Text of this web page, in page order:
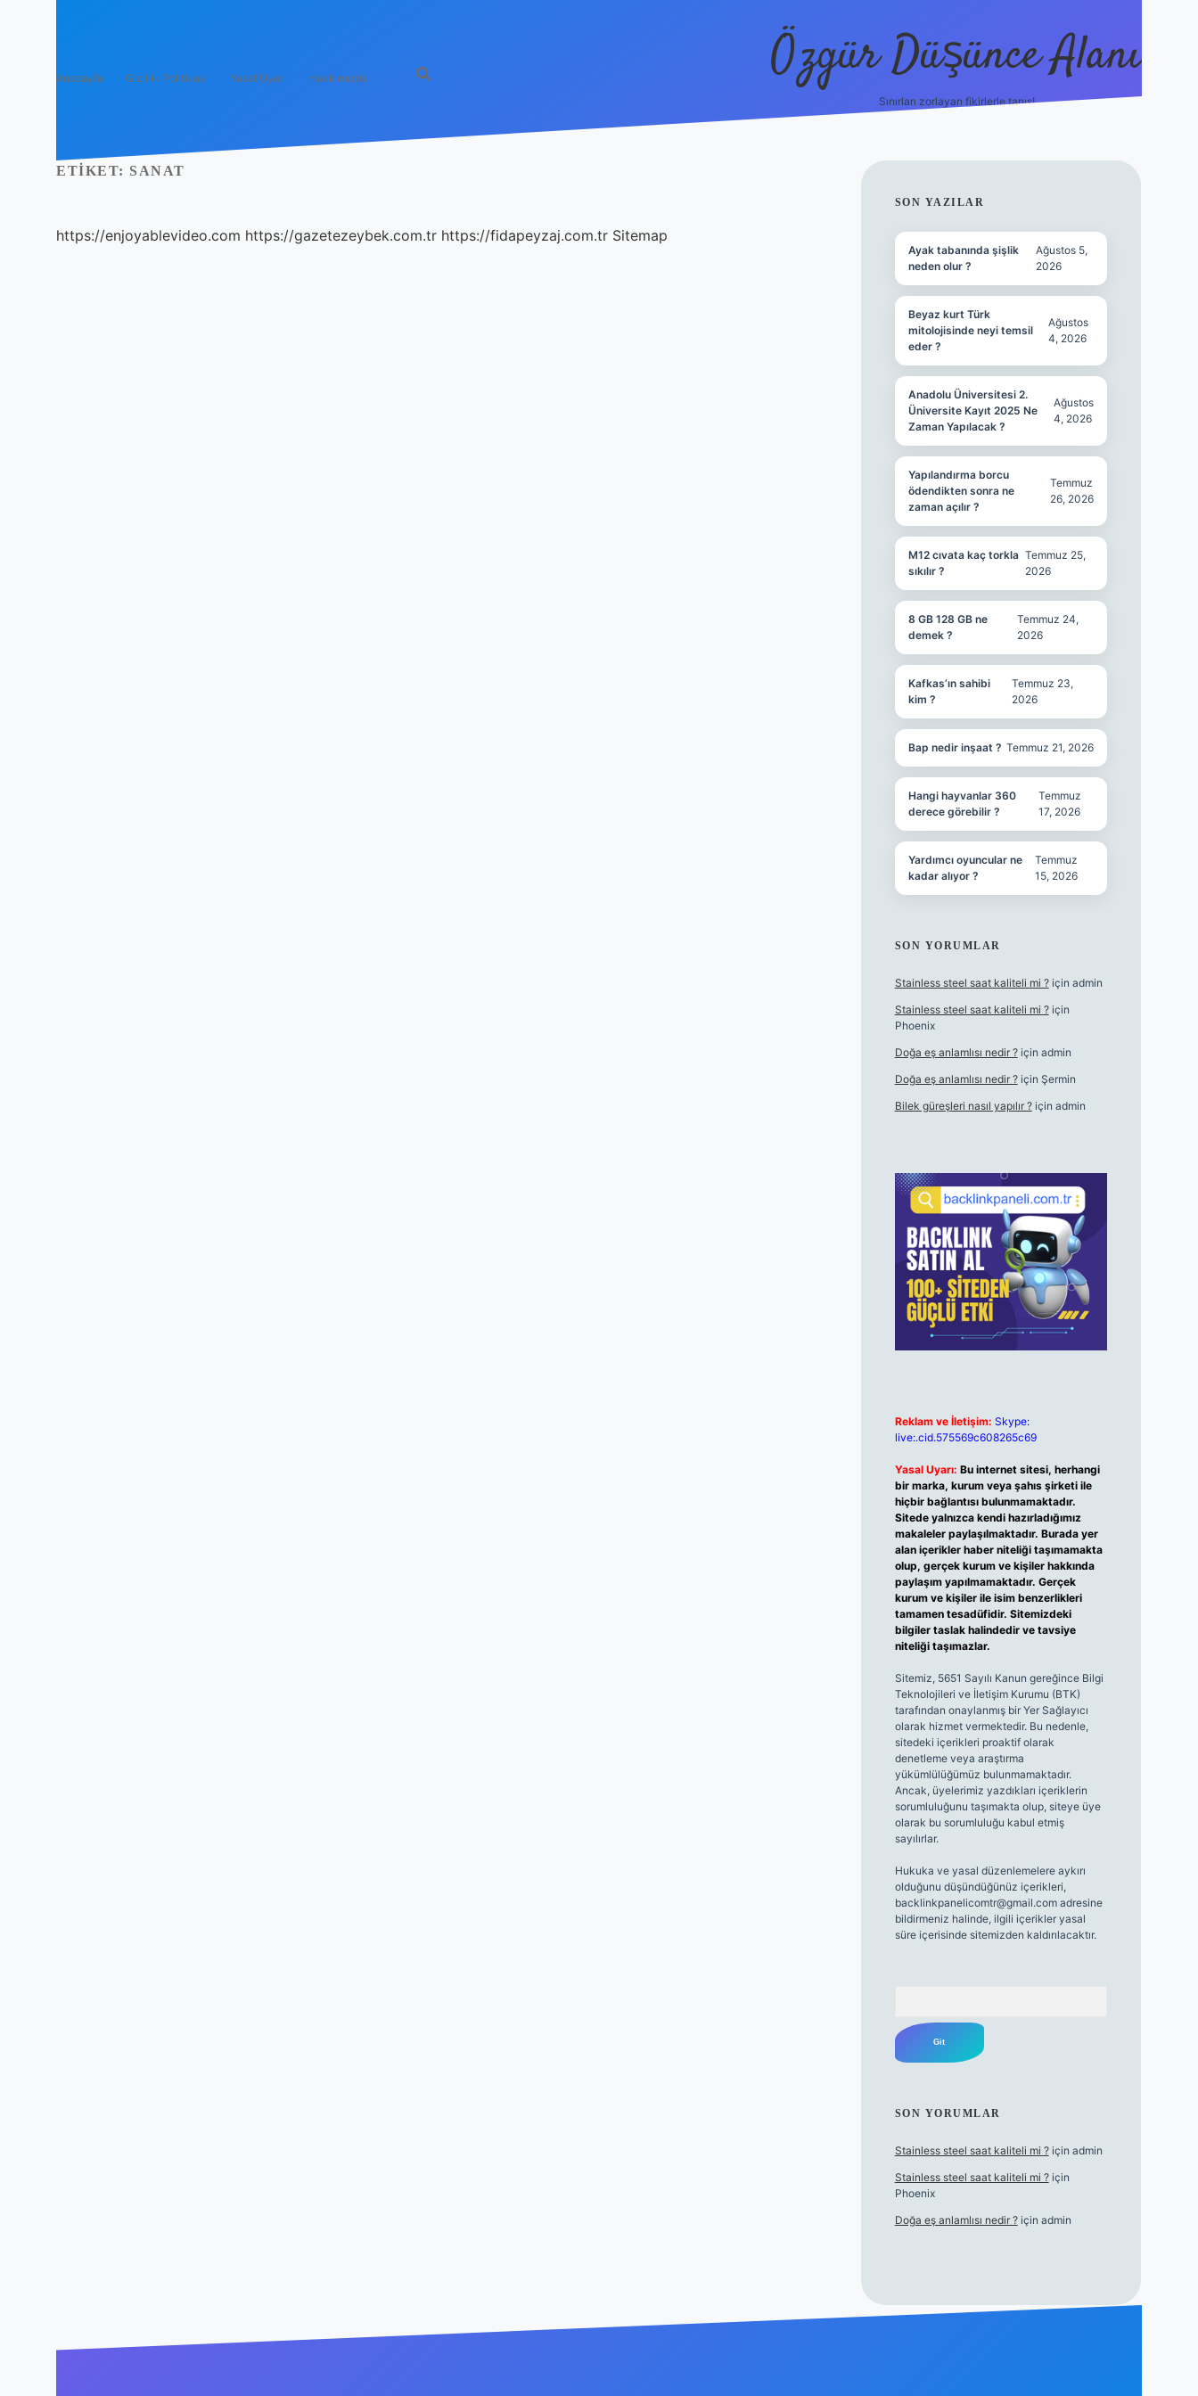
Anasayfa Gizlilik Politikası Yasal Uyarı Hakkımızda Özgür Düşünce Alanı
Sınırları zorlayan fikirlerle tanış!
ETIKET: SANAT
https://enjoyablevideo.com https://gazetezeybek.com.tr https://fidapeyzaj.com.tr Sitemap
SIDEBAR
SON YAZILAR
Ayak tabanında şişlik
neden olur ?
Ağustos 5,
2026
Beyaz kurt Türk
mitolojisinde neyi temsil
eder ?
Ağustos
4, 2026
Anadolu Üniversitesi 2.
Üniversite Kayıt 2025 Ne
Zaman Yapılacak ?
Ağustos
4, 2026
Yapılandırma borcu
ödendikten sonra ne
zaman açılır ?
Temmuz
26, 2026
M12 cıvata kaç torkla
sıkılır ?
Temmuz 25,
2026
8 GB 128 GB ne
demek ?
Temmuz 24,
2026
Kafkas’ın sahibi
kim ?
Temmuz 23,
2026
Bap nedir inşaat ? Temmuz 21, 2026
Hangi hayvanlar 360
derece görebilir ?
Temmuz
17, 2026
Yardımcı oyuncular ne
kadar alıyor ?
Temmuz
15, 2026
SON YORUMLAR
Stainless steel saat kaliteli mi ?için admin
Stainless steel saat kaliteli mi ?için
Phoenix
Doğa eş anlamlısı nedir ?için admin
Doğa eş anlamlısı nedir ?için Şermin
Bilek güreşleri nasıl yapılır ?için admin
Reklam ve İletişim: Skype:
live:.cid.575569c608265c69
Yasal Uyarı: Bu internet sitesi, herhangi
bir marka, kurum veya şahıs şirketi ile
hiçbir bağlantısı bulunmamaktadır.
Sitede yalnızca kendi hazırladığımız
makaleler paylaşılmaktadır. Burada yer
alan içerikler haber niteliği taşımamakta
olup, gerçek kurum ve kişiler hakkında
paylaşım yapılmamaktadır. Gerçek
kurum ve kişiler ile isim benzerlikleri
tamamen tesadüfidir. Sitemizdeki
bilgiler taslak halindedir ve tavsiye
niteliği taşımazlar.
Sitemiz, 5651 Sayılı Kanun gereğince Bilgi
Teknolojileri ve İletişim Kurumu (BTK)
tarafından onaylanmış bir Yer Sağlayıcı
olarak hizmet vermektedir. Bu nedenle,
sitedeki içerikleri proaktif olarak
denetleme veya araştırma
yükümlülüğümüz bulunmamaktadır.
Ancak, üyelerimiz yazdıkları içeriklerin
sorumluluğunu taşımakta olup, siteye üye
olarak bu sorumluluğu kabul etmiş
sayılırlar.
Hukuka ve yasal düzenlemelere aykırı
olduğunu düşündüğünüz içerikleri,
backlinkpanelicomtr@gmail.comadresine
bildirmeniz halinde, ilgili içerikler yasal
süre içerisinde sitemizden kaldırılacaktır.
SON YORUMLAR
Stainless steel saat kaliteli mi ?için admin
Stainless steel saat kaliteli mi ?için
Phoenix
Doğa eş anlamlısı nedir ?için admin
betexper